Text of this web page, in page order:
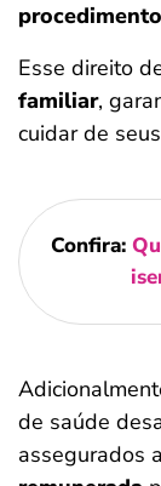
Esse direito
familiar,
cuidar de
Confira:
de saúde
assegurados